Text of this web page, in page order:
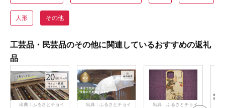
人形 その他
工芸品・民芸品のその他に関連しているおすすめの返礼
品
出典：ふるさとチョイ
出典：ふるさとチョイ
出典：ふるさとチョイ